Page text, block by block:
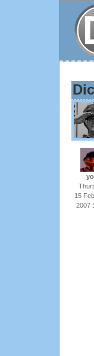
15
2007